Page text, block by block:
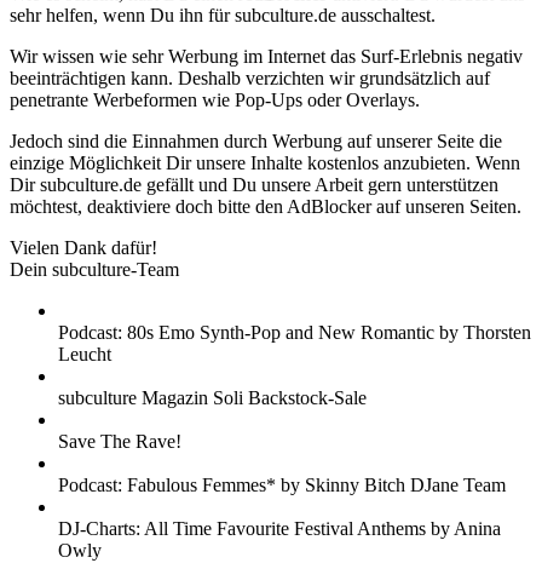
sehr helfen, wenn Du ihn für subculture.de ausschaltest.
Wir wissen wie sehr Werbung im Internet das Surf-Erlebnis negativ
beeinträchtigen kann. Deshalb verzichten wir grundsätzlich auf
penetrante Werbeformen wie Pop-Ups oder Overlays.
Jedoch sind die Einnahmen durch Werbung auf unserer Seite die
einzige Möglichkeit Dir unsere Inhalte kostenlos anzubieten. Wenn
Dir subculture.de gefällt und Du unsere Arbeit gern unterstützen
möchtest, deaktiviere doch bitte den AdBlocker auf unseren Seiten.
Vielen Dank dafür!
Dein subculture-Team
Podcast: 80s Emo Synth-Pop and New Romantic by Thorsten
Leucht
subculture Magazin Soli Backstock-Sale
Save The Rave!
Podcast: Fabulous Femmes* by Skinny Bitch DJane Team
DJ-Charts: All Time Favourite Festival Anthems by Anina
Owly